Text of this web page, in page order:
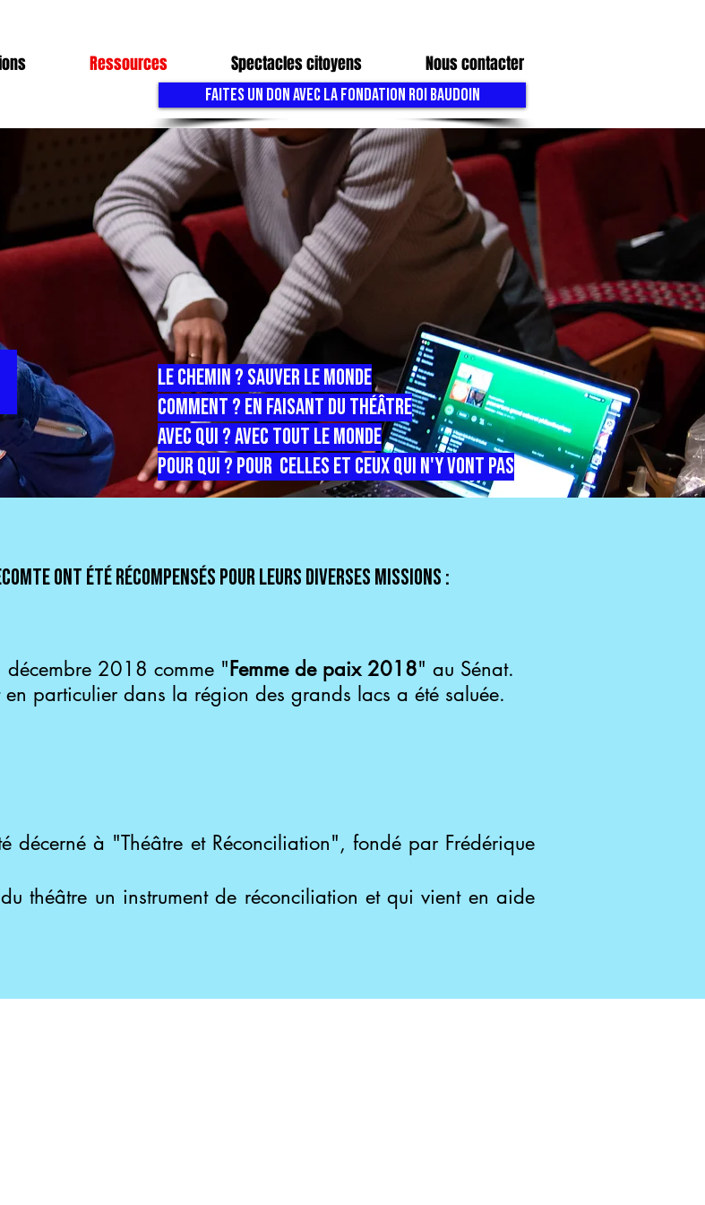
Ressources Spectacles citoyens Nous contacter
FAITES UN DON AVEC LA FONDATION ROI BAUDOIN
Le chemin ? sauver le monde
Comment ? en faisant du théâtre
Avec qui ? avec tout le monde
Pour qui ? pour celles et ceux qui n'y vont pas
ont été récompensés pour leurs diverses missions :
décembre 2018 comme " Femme de paix 2018" au Sénat.
particulier dans la région des grands lacs a été saluée.
décerné à "Théâtre et Réconciliation", fondé par Frédérique
théâtre un instrument de réconciliation et qui vient en aide